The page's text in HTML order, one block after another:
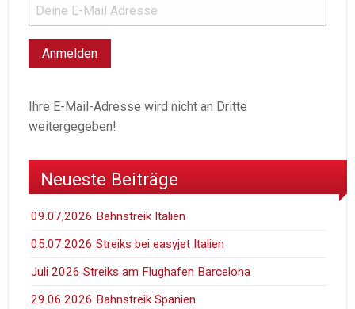
Ihre E-Mail-Adresse wird nicht an Dritte
weitergegeben!
Neueste Beiträge
09.07,2026 Bahnstreik Italien
05.07.2026 Streiks bei easyjet Italien
Juli 2026 Streiks am Flughafen Barcelona
29.06.2026 Bahnstreik Spanien